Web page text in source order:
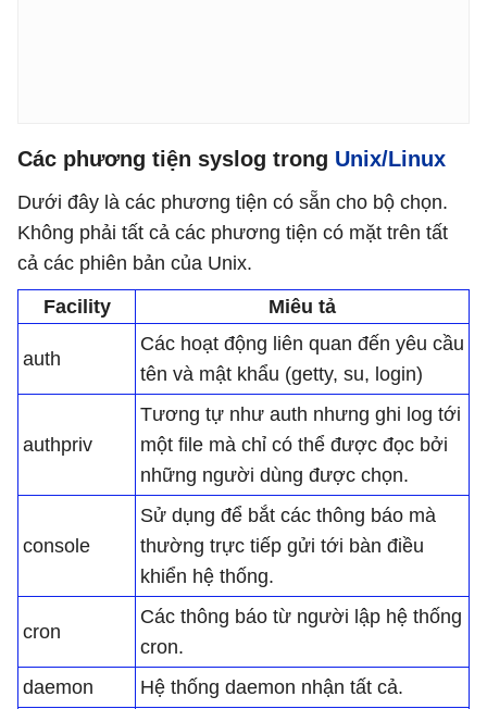
Các phương tiện syslog trong Unix/Linux
Dưới đây là các phương tiện có sẵn cho bộ chọn.
Không phải tất cả các phương tiện có mặt trên tất
cả các phiên bản của Unix.
Facility
Miêu tả
auth
Các hoạt động liên quan đến yêu cầu
tên và mật khẩu (getty, su, login)
authpriv
Tương tự như auth nhưng ghi log tới
một file mà chỉ có thể được đọc bởi
những người dùng được chọn.
console
Sử dụng để bắt các thông báo mà
thường trực tiếp gửi tới bàn điều
khiển hệ thống.
cron
Các thông báo từ người lập hệ thống
cron.
daemon
Hệ thống daemon nhận tất cả.